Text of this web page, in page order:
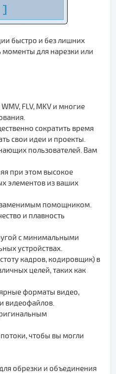
быстро и без лишних
моменты для нарезки или
FLV, MKV и многие
сократить время
свои идеи и проекты.
пользователей. Вам
при этом высокое
элементов из ваших
помощником.
и плавность
с минимальными
устройствах.
кадров, кодировщик) в
целей, таких как
форматы видео,
видеофайлов.
чтобы вы могли
обрезки и объединения